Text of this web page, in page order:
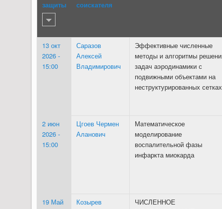
защиты
соискателя
13 окт
2026 -
15:00
Саразов
Алексей
Владимирович
Эффективные численные
методы и алгоритмы
задач аэродинамики с
подвижными объектами на
неструктурированных сетках
2 июн
2026 -
15:00
Цгоев Чермен
Аланович
Математическое
моделирование
воспалительной фазы
инфаркта миокарда
19 Май
Козырев
ЧИСЛЕННОЕ